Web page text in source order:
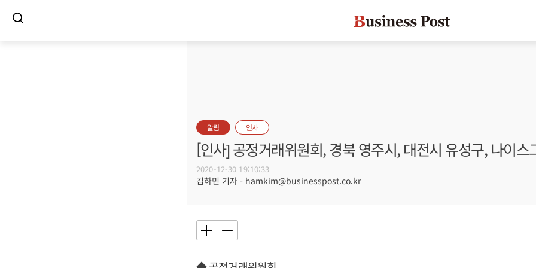
알림 인사
[인사] 공정거래위원회, 경북 영주시, 대전시 유성구, 나이스
2020-12-30 19:10:33
김하민 기자 - hamkim@businesspost.co.kr